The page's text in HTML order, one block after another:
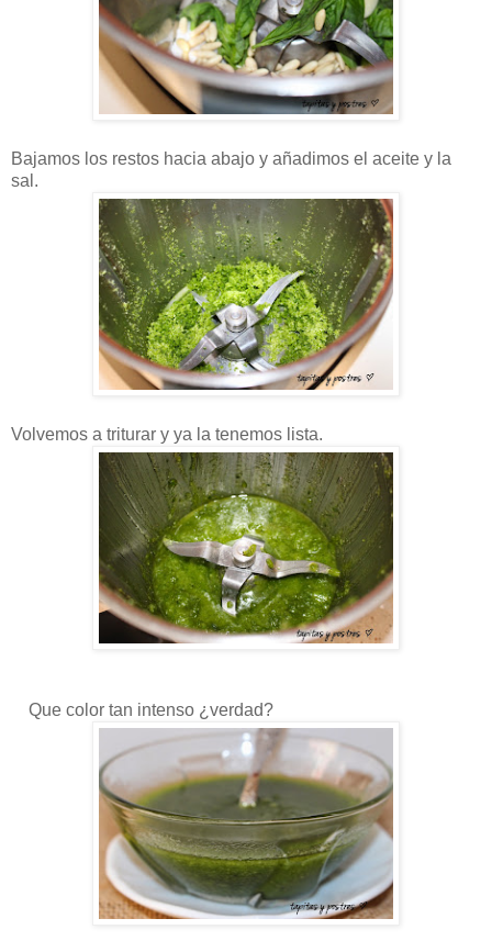
Bajamos los restos hacia abajo y añadimos el aceite y la
sal.
Volvemos a triturar y ya la tenemos lista.
Que color tan intenso ¿verdad?